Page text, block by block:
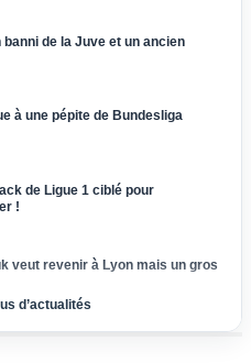
de la Juve et un ancien
à une pépite de Bundesliga
de Ligue 1 ciblé pour
!
veut revenir à Lyon mais un gros
d’actualités